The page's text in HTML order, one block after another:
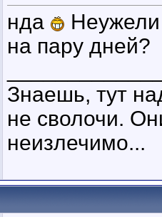
нда
Неужели
на пару дней?
Знаешь, тут
не сволочи.
неизлечимо...